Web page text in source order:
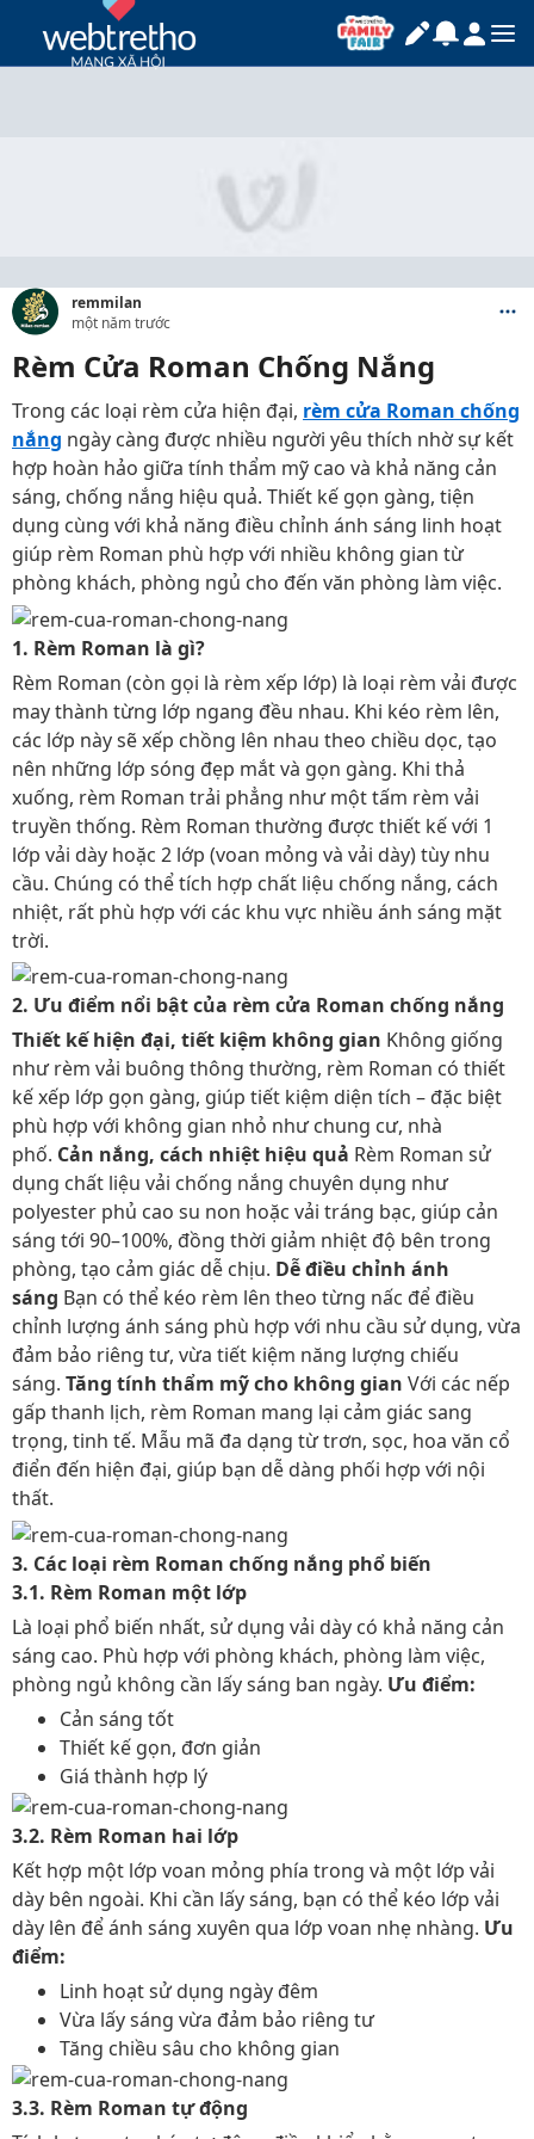
remmilan
một năm trước
Rèm Cửa Roman Chống Nắng
Trong các loại rèm cửa hiện đại, rèm cửa Roman chống
nắng ngày càng được nhiều người yêu thích nhờ sự kết
hợp hoàn hảo giữa tính thẩm mỹ cao và khả năng cản
sáng, chống nắng hiệu quả. Thiết kế gọn gàng, tiện
dụng cùng với khả năng điều chỉnh ánh sáng linh hoạt
giúp rèm Roman phù hợp với nhiều không gian từ
phòng khách, phòng ngủ cho đến văn phòng làm việc.
1. Rèm Roman là gì?
Rèm Roman (còn gọi là rèm xếp lớp) là loại rèm vải được
may thành từng lớp ngang đều nhau. Khi kéo rèm lên,
các lớp này sẽ xếp chồng lên nhau theo chiều dọc, tạo
nên những lớp sóng đẹp mắt và gọn gàng. Khi thả
xuống, rèm Roman trải phẳng như một tấm rèm vải
truyền thống. Rèm Roman thường được thiết kế với 1
lớp vải dày hoặc 2 lớp (voan mỏng và vải dày) tùy nhu
cầu. Chúng có thể tích hợp chất liệu chống nắng, cách
nhiệt, rất phù hợp với các khu vực nhiều ánh sáng mặt
trời.
2. Ưu điểm nổi bật của rèm cửa Roman chống nắng
Thiết kế hiện đại, tiết kiệm không gian Không giống
như rèm vải buông thông thường, rèm Roman có thiết
kế xếp lớp gọn gàng, giúp tiết kiệm diện tích – đặc biệt
phù hợp với không gian nhỏ như chung cư, nhà
phố. Cản nắng, cách nhiệt hiệu quả Rèm Roman sử
dụng chất liệu vải chống nắng chuyên dụng như
polyester phủ cao su non hoặc vải tráng bạc, giúp cản
sáng tới 90–100%, đồng thời giảm nhiệt độ bên trong
phòng, tạo cảm giác dễ chịu. Dễ điều chỉnh ánh
sáng Bạn có thể kéo rèm lên theo từng nấc để điều
chỉnh lượng ánh sáng phù hợp với nhu cầu sử dụng, vừa
đảm bảo riêng tư, vừa tiết kiệm năng lượng chiếu
sáng. Tăng tính thẩm mỹ cho không gian Với các nếp
gấp thanh lịch, rèm Roman mang lại cảm giác sang
trọng, tinh tế. Mẫu mã đa dạng từ trơn, sọc, hoa văn cổ
điển đến hiện đại, giúp bạn dễ dàng phối hợp với nội
thất.
3. Các loại rèm Roman chống nắng phổ biến
3.1. Rèm Roman một lớp
Là loại phổ biến nhất, sử dụng vải dày có khả năng cản
sáng cao. Phù hợp với phòng khách, phòng làm việc,
phòng ngủ không cần lấy sáng ban ngày. Ưu điểm:
Cản sáng tốt
Thiết kế gọn, đơn giản
Giá thành hợp lý
3.2. Rèm Roman hai lớp
Kết hợp một lớp voan mỏng phía trong và một lớp vải
dày bên ngoài. Khi cần lấy sáng, bạn có thể kéo lớp vải
dày lên để ánh sáng xuyên qua lớp voan nhẹ nhàng. Ưu
điểm:
Linh hoạt sử dụng ngày đêm
Vừa lấy sáng vừa đảm bảo riêng tư
Tăng chiều sâu cho không gian
3.3. Rèm Roman tự động